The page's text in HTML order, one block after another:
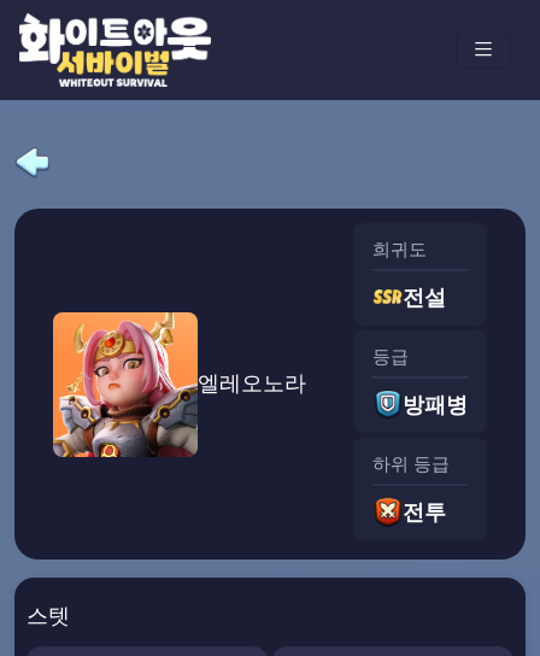
엘레오노라
희귀도
전설
등급
방패병
하위 등급
전투
스텟